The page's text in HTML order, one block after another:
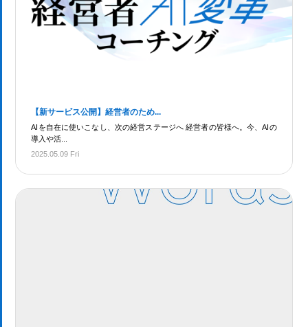
【新サービス公開】経営者のため...
AIを自在に使いこなし、次の経営ステージへ 経営者の皆様へ。今、AIの
導入や活...
2025.05.09 Fri